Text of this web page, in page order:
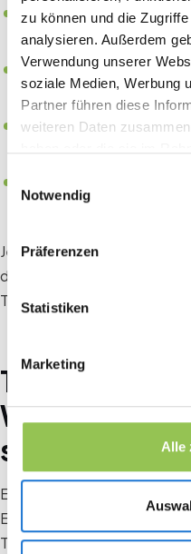
zu können und die
analysieren. Außerdem
Verwendung unserer
soziale Medien, Werbung
Partner führen diese
weiteren Daten
Einwilligungsauswahl
Notwendig
Präferenzen
Statistiken
Marketing
Alle
Push-
Raumwechsel,
Umfragen und
mit hoher Rücklaufquote
Sponsoren-
Sponsorenprofil und
Aufzeichnungen und
Jeder dieser Punkte erhöht
deines Events und damit die
Teilnehmende
Was du im
solltest
Eine Event App liefert dir
Erfahrung, sie liefert dir auch
Teilnehmerbindung sichtbar